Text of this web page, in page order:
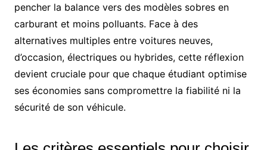
pencher la balance vers des modèles sobres en
carburant et moins polluants. Face à des
alternatives multiples entre voitures neuves,
d’occasion, électriques ou hybrides, cette réflexion
devient cruciale pour que chaque étudiant optimise
ses économies sans compromettre la fiabilité ni la
sécurité de son véhicule.